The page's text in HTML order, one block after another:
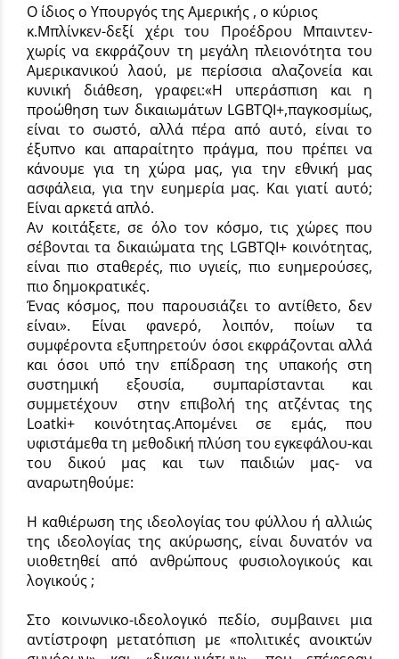
Ο ίδιος ο Υπουργός της Αμερικής , ο κύριος
κ.Μπλίνκεν-δεξί χέρι του Προέδρου Μπαιντεν-
χωρίς να εκφράζουν τη μεγάλη πλειονότητα του
Αμερικανικού λαού, με περίσσια αλαζονεία και
κυνική διάθεση, γραφει:«Η υπεράσπιση και η
προώθηση των δικαιωμάτων LGBTQI+,παγκοσμίως,
είναι το σωστό, αλλά πέρα από αυτό, είναι το
έξυπνο και απαραίτητο πράγμα, που πρέπει να
κάνουμε για τη χώρα μας, για την εθνική μας
ασφάλεια, για την ευημερία μας. Και γιατί αυτό;
Είναι αρκετά απλό.
Αν κοιτάξετε, σε όλο τον κόσμο, τις χώρες που
σέβονται τα δικαιώματα της LGBTQI+ κοινότητας,
είναι πιο σταθερές, πιο υγιείς, πιο ευημερούσες,
πιο δημοκρατικές.
Ένας κόσμος, που παρουσιάζει το αντίθετο, δεν
είναι». Είναι φανερό, λοιπόν, ποίων τα
συμφέροντα εξυπηρετούν όσοι εκφράζονται αλλά
και όσοι υπό την επίδραση της υπακοής στη
συστημική εξουσία, συμπαρίστανται και
συμμετέχουν στην επιβολή της ατζέντας της
Loatki+ κοινότητας.Απομένει σε εμάς, που
υφιστάμεθα τη μεθοδική πλύση του εγκεφάλου-και
του δικού μας και των παιδιών μας- να
αναρωτηθούμε:
Η καθιέρωση της ιδεολογίας του φύλλου ή αλλιώς
της ιδεολογίας της ακύρωσης, είναι δυνατόν να
υιοθετηθεί από ανθρώπους φυσιολογικούς και
λογικούς ;
Στο κοινωνικο-ιδεολογικό πεδίο, συμβαινει μια
αντίστροφη μετατόπιση με «πολιτικές ανοικτών